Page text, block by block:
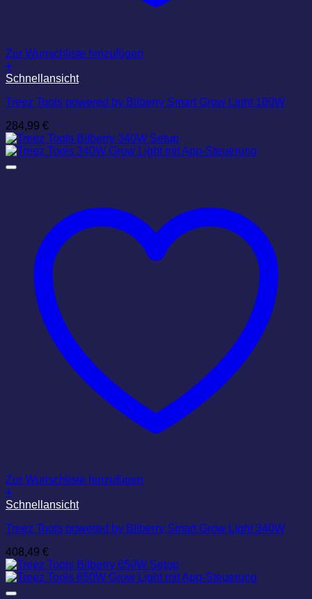
Zur Wunschliste hinzufügen
+
Schnellansicht
Treez Tools powered by Bilberry Smart Grow Light 160W
284,99 €
Zur Wunschliste hinzufügen
+
Schnellansicht
Treez Tools powered by Bilberry Smart Grow Light 340W
408,49 €